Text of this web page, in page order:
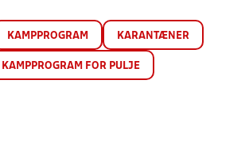
KAMPPROGRAM KARANTÆNER
KAMPPROGRAM FOR PULJE